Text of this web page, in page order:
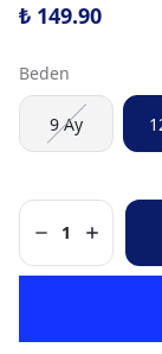
₺ 149.90
Beden
9 Ay
1